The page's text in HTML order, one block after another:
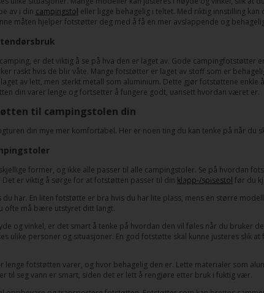
av i din campingstol eller ligge behagelig i teltet. Med riktig innstilling
måten hjelper fotstøtter deg med å få en mer avslappende og
er det viktig å se på hva den er laget av. Gode campingfotstøtter
raskt hvis de blir våte. Mange fotstøtter er laget av stoff som er
av lett, men sterkt metall som aluminium. Dette gjør fotstøttene
din varer lenge og fortsetter å fungere godt, uansett hvordan været er.
til campingstolen din
din mye mer komfortabel. Her er noen ting du kan tenke på når du
former, og ikke alle passer til alle campingstoler. Se på hvordan
Det er viktig å sørge for at fotstøtten passer til din klapp-/spisestol før du
har. En liten fotstøtte er bra hvis du har lite plass, mens en større
ofte må bære utstyret ditt langt.
og vinkel, er det smart å tenke på hvordan den vil føles når du bruker
ulike personer og situasjoner. En god fotstøtte skal kunne justeres slik
lenge fotstøtten varer, og hvor behagelig den er. Lette materialer som
til seg vann er smart, siden det er lett å rengjøre etter bruk i fuktig vær.